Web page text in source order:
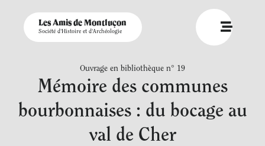
Les Amis de Montluçon
Société d'Histoire et d'Archéologie
Ouvrage en bibliothèque n° 19
Mémoire des communes
bourbonnaises : du bocage au
val de Cher